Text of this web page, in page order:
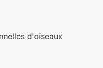
d'oiseaux